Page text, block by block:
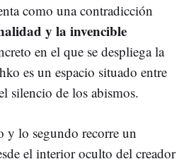
como una contradicción
y la invencible
en el que se despliega la
es un espacio situado entre
silencio de los abismos.
y lo segundo recorre un
el interior oculto del creador